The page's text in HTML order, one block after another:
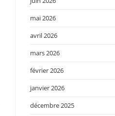
mai 2026
avril 2026
mars 2026
février 2026
janvier 2026
décembre 2025